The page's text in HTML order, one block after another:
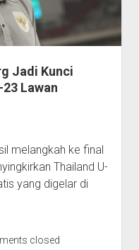
Jadi Kunci
Lawan
melangkah ke final
Thailand U-
yang digelar di
closed